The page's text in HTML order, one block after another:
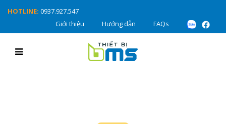
HOTLINE: 0937.927.547
Giới thiệu
Hướng dẫn FAQs